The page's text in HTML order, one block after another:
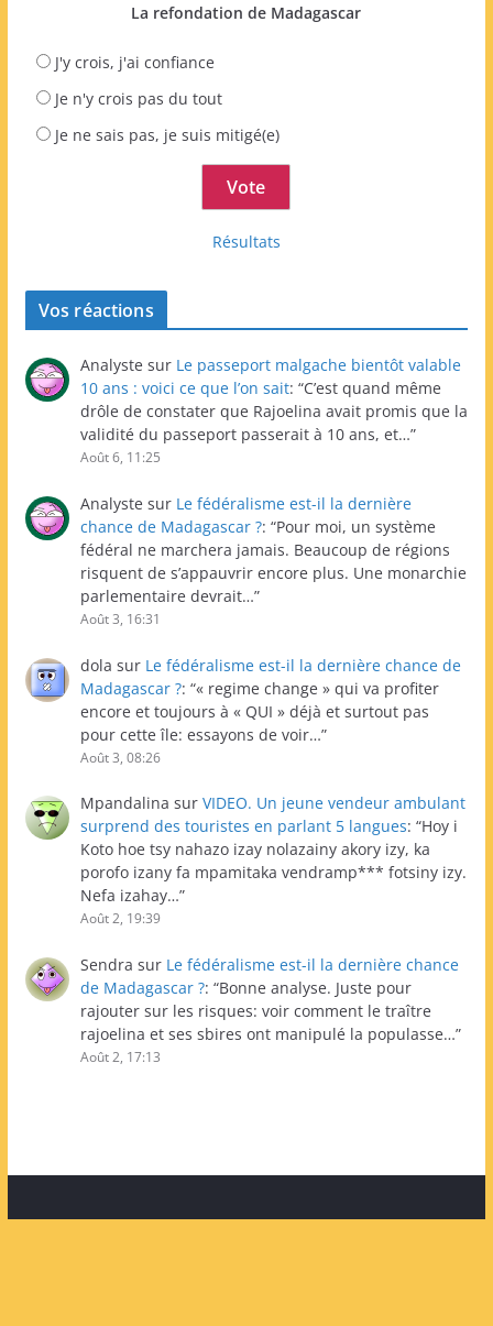
La refondation de Madagascar
J'y crois, j'ai confiance
Je n'y crois pas du tout
Je ne sais pas, je suis mitigé(e)
Résultats
Vos réactions
Analyste sur Le passeport malgache bientôt valable
10 ans : voici ce que l’on sait: “C’est quand même
drôle de constater que Rajoelina avait promis que la
validité du passeport passerait à 10 ans, et…”
Août 6, 11:25
Analyste sur Le fédéralisme est-il la dernière
chance de Madagascar ?: “Pour moi, un système
fédéral ne marchera jamais. Beaucoup de régions
risquent de s’appauvrir encore plus. Une monarchie
parlementaire devrait…”
Août 3, 16:31
dola sur Le fédéralisme est-il la dernière chance de
Madagascar ?: “« regime change » qui va profiter
encore et toujours à « QUI » déjà et surtout pas
pour cette île: essayons de voir…”
Août 3, 08:26
Mpandalina sur VIDEO. Un jeune vendeur ambulant
surprend des touristes en parlant 5 langues: “Hoy i
Koto hoe tsy nahazo izay nolazainy akory izy, ka
porofo izany fa mpamitaka vendramp*** fotsiny izy.
Nefa izahay…”
Août 2, 19:39
Sendra sur Le fédéralisme est-il la dernière chance
de Madagascar ?: “Bonne analyse. Juste pour
rajouter sur les risques: voir comment le traître
rajoelina et ses sbires ont manipulé la populasse…”
Août 2, 17:13